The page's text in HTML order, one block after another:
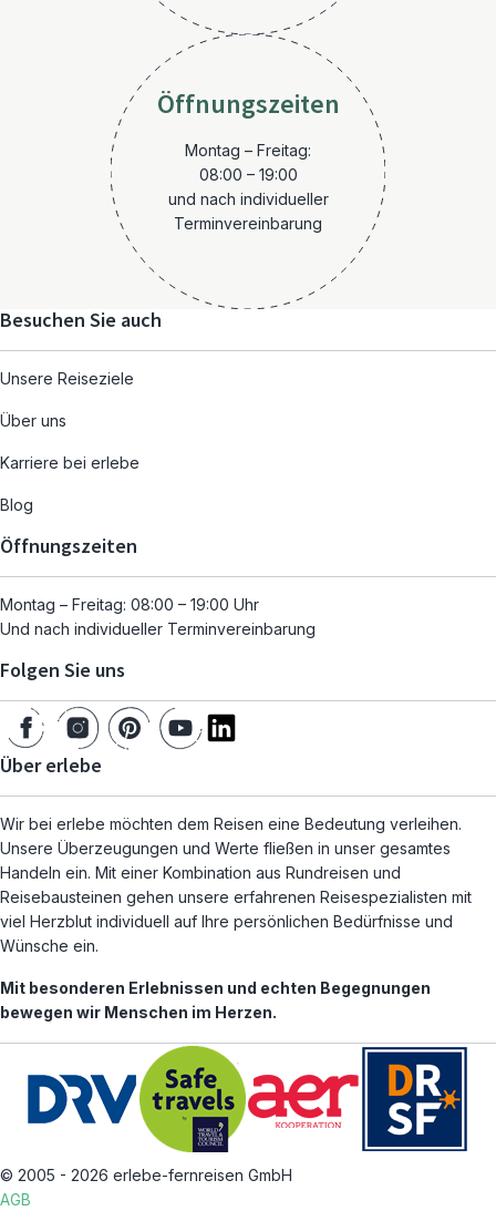
Öffnungszeiten
Montag – Freitag:
08:00 – 19:00
und nach individueller
Terminvereinbarung
Besuchen Sie auch
Unsere Reiseziele
Über uns
Karriere bei erlebe
Blog
Öffnungszeiten
Montag – Freitag: 08:00 – 19:00 Uhr
Und nach individueller Terminvereinbarung
Folgen Sie uns
Über erlebe
Wir bei erlebe möchten dem Reisen eine Bedeutung verleihen.
Unsere Überzeugungen und Werte fließen in unser gesamtes
Handeln ein. Mit einer Kombination aus Rundreisen und
Reisebausteinen gehen unsere erfahrenen Reisespezialisten mit
viel Herzblut individuell auf Ihre persönlichen Bedürfnisse und
Wünsche ein.
Mit besonderen Erlebnissen und echten Begegnungen
bewegen wir Menschen im Herzen.
© 2005 - 2026 erlebe-fernreisen GmbH
AGB